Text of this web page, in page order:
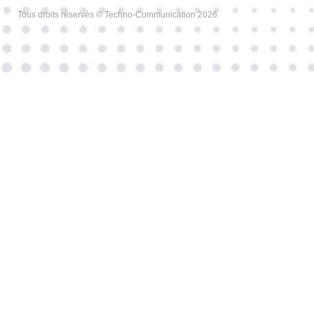
Tous droits réservés © Techno-Communication 2026